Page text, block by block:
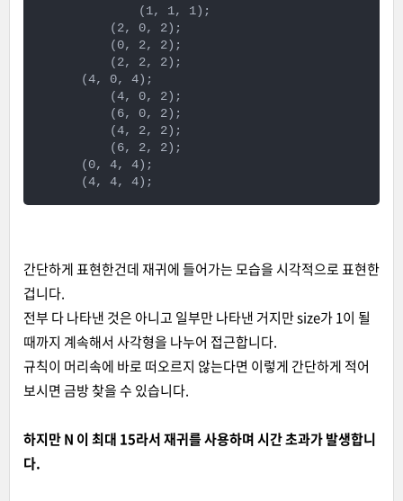
              (1, 1, 1);
          (2, 0, 2);
          (0, 2, 2);
          (2, 2, 2);
      (4, 0, 4);
          (4, 0, 2);
          (6, 0, 2);
          (4, 2, 2);
          (6, 2, 2);
      (0, 4, 4);
      (4, 4, 4);
간단하게 표현한건데 재귀에 들어가는 모습을 시각적으로 표현한
겁니다.
전부 다 나타낸 것은 아니고 일부만 나타낸 거지만 size가 1이 될
때까지 계속해서 사각형을 나누어 접근합니다.
규칙이 머리속에 바로 떠오르지 않는다면 이렇게 간단하게 적어
보시면 금방 찾을 수 있습니다.
하지만 N 이 최대 15라서 재귀를 사용하며 시간 초과가 발생합니
다.